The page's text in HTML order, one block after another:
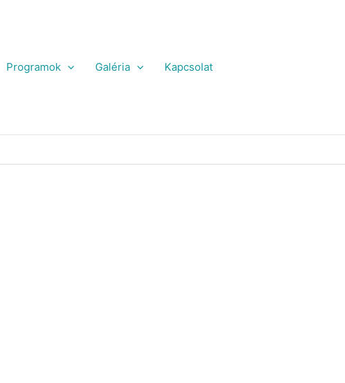
Programok Galéria Kapcsolat